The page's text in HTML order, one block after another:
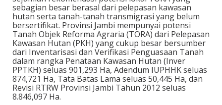
sebagian besar berasal dari pelepasan kawasan
hutan serta tanah-tanah transmigrasi yang belum
bersertifikat. Provinsi Jambi mempunyai potensi
Tanah Objek Reforma Agraria (TORA) dari Pelepasan
Kawasan Hutan (PKH) yang cukup besar bersumber
dari Inventarisasi dan Verifikasi Penguasaan Tanah
dalam rangka Penataan Kawasan Hutan (Inver
PPTKH) seluas 901,293 Ha, Adendum IUPHHK seluas
874,721 Ha, Tata Batas Lama seluas 50,445 Ha, dan
Revisi RTRW Provinsi Jambi Tahun 2012 seluas
8.846,097 Ha.